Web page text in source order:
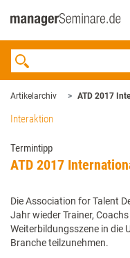
Artikelarchiv ATD 2017
Interaktion
Termintipp
ATD 2017
Die Association for Talent
Jahr wieder Trainer,
Weiterbildungsszene in die
Branche teilzunehmen.